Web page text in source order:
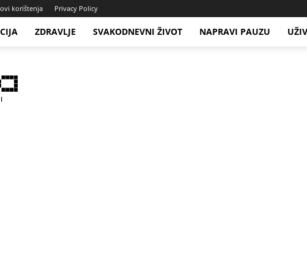
korištenja Privacy Policy
ZDRAVLJE SVAKODNEVNI ŽIVOT NAPRAVI PAUZU